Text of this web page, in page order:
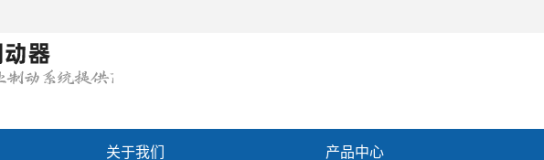
关于我们 产品中心